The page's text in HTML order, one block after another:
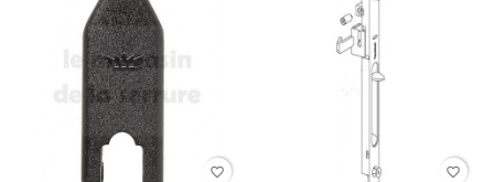
favorite_border favorite_border